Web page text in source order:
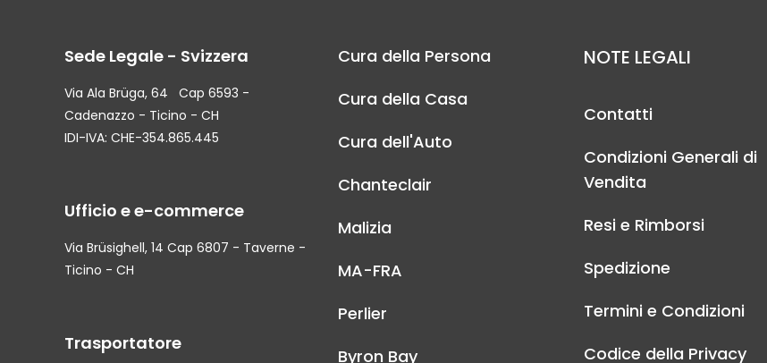
Sede Legale - Svizzera
Via Ala Brüga, 64 Cap 6593 -
Cadenazzo - Ticino - CH
IDI-IVA: CHE-354.865.445
Ufficio e e-commerce
Via Brüsighell, 14 Cap 6807 - Taverne -
Ticino - CH
Trasportatore
Cura della Persona
Cura della Casa
Cura dell'Auto
Chanteclair
Malizia
MA-FRA
Perlier
Byron Bay
NOTE LEGALI
Contatti
Condizioni Generali di
Vendita
Resi e Rimborsi
Spedizione
Termini e Condizioni
Codice della Privacy